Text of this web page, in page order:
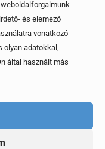
és elemező
vonatkozó
olyan adatokkal,
által használt más